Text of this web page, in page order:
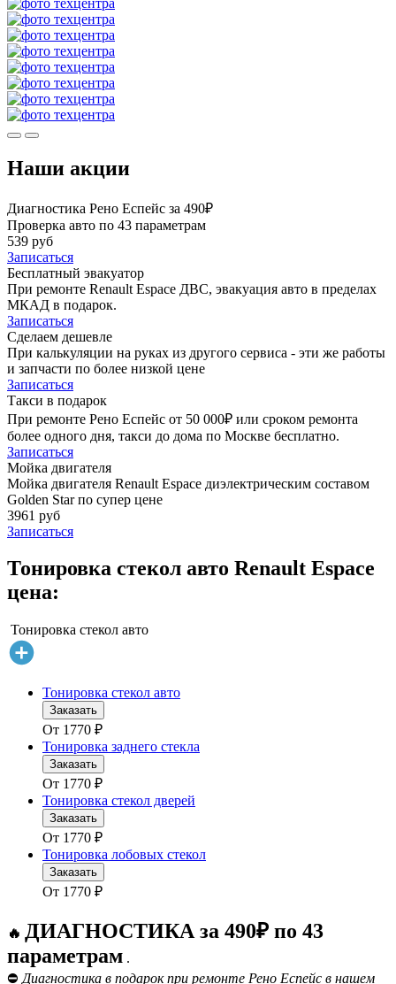
Наши акции
Диагностика Рено Еспейс за 490₽
Проверка авто по 43 параметрам
539 руб
Записаться
Бесплатный эвакуатор
При ремонте Renault Espace ДВС, эвакуация авто в пределах
МКАД в подарок.
Записаться
Сделаем дешевле
При калькуляции на руках из другого сервиса - эти же работы
и запчасти по более низкой цене
Записаться
Такси в подарок
При ремонте Рено Еспейс от 50 000₽ или сроком ремонта
более одного дня, такси до дома по Москве бесплатно.
Записаться
Мойка двигателя
Мойка двигателя Renault Espace диэлектрическим составом
Golden Star по супер цене
3961 руб
Записаться
Тонировка стекол авто Renault Espace
цена:
Тонировка стекол авто
Тонировка стекол авто
Заказать
От 1770 ₽
Тонировка заднего стекла
Заказать
От 1770 ₽
Тонировка стекол дверей
Заказать
От 1770 ₽
Тонировка лобовых стекол
Заказать
От 1770 ₽
🔥 ДИАГНОСТИКА за 490₽ по 43
параметрам .
⛔ Диагностика в подарок при ремонте Рено Еспейс в нашем